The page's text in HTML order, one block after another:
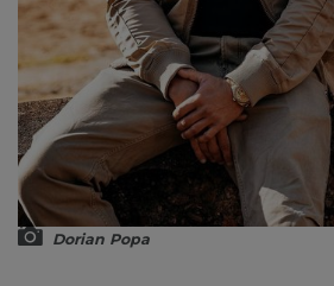
Dorian Popa